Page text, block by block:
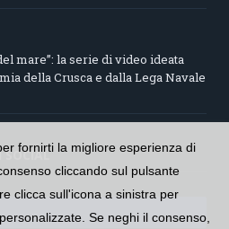
mare”: la serie di video ideata
della Crusca e dalla Lega Navale
SOCIAL
fornirti la migliore esperienza di
cliccando sul pulsante
clicca sull'icona a sinistra per
Se neghi il consenso,